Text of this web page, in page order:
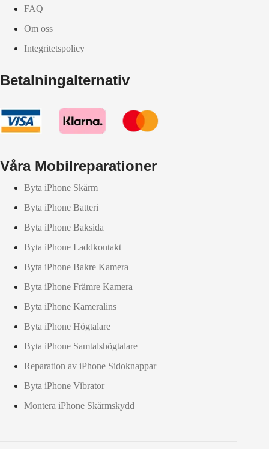
FAQ
Om oss
Integritetspolicy
Betalningalternativ
Våra Mobilreparationer
Byta iPhone Skärm
Byta iPhone Batteri
Byta iPhone Baksida
Byta iPhone Laddkontakt
Byta iPhone Bakre Kamera
Byta iPhone Främre Kamera
Byta iPhone Kameralins
Byta iPhone Högtalare
Byta iPhone Samtalshögtalare
Reparation av iPhone Sidoknappar
Byta iPhone Vibrator
Montera iPhone Skärmskydd